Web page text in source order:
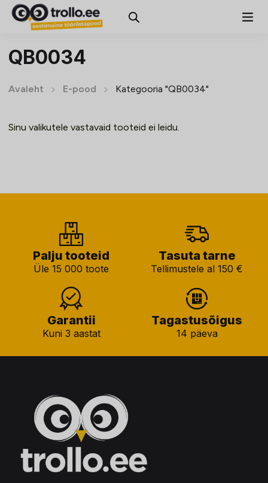
QB0034
Avaleht E-pood Kategooria "QB0034"
Sinu valikutele vastavaid tooteid ei leidu.
Palju tooteid
Üle 15 000 toote
Tasuta tarne
Tellimustele al 150 €
Garantii
Kuni 3 aastat
Tagastusõigus
14 päeva